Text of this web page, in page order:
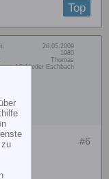
Top
26.05.2009
1980
Thomas
AC Nieder Eschbach
#6